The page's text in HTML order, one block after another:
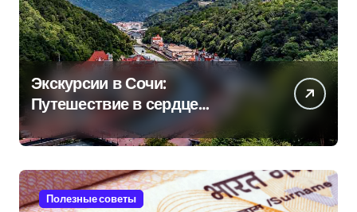
Экскурсии в Сочи:
Путешествие в сердце
Черноморского курорта
Полезные советы